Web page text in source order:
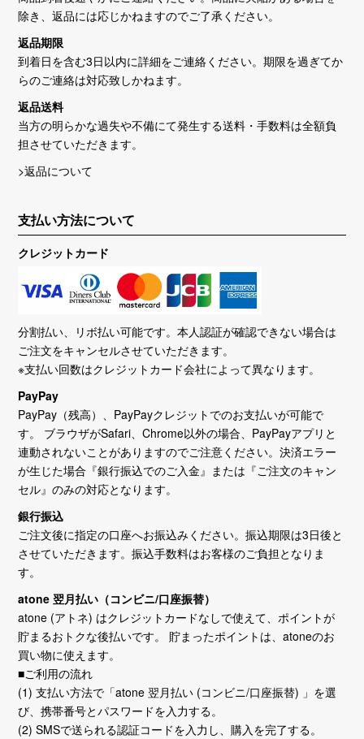
除き、返品には応じかねますのでご了承ください。
返品期限
到着日を含む3日以内に詳細をご連絡ください。期限を過ぎてか
らのご連絡は対応致しかねます。
返品送料
当方の明らかな過失や不備にて発生する送料・手数料は全額負
担させていただきます。
>返品について
支払い方法について
クレジットカード
分割払い、リボ払い可能です。本人認証が確認できない場合は
ご注文をキャンセルさせていただきます。
※支払い回数はクレジットカード会社によって異なります。
PayPay
PayPay（残高）、PayPayクレジットでのお支払いが可能で
す。 ブラウザがSafari、Chrome以外の場合、PayPayアプリと
連動されないことがありますのでご注意ください。決済エラー
が生じた場合『銀行振込でのご入金』または『ご注文のキャン
セル』のみの対応となります。
銀行振込
ご注文後に指定の口座へお振込みください。振込期限は3日後と
させていただきます。振込手数料はお客様のご負担となりま
す。
atone 翌月払い（コンビニ/口座振替）
atone (アトネ) はクレジットカードなしで使えて、ポイントが
貯まるおトクな後払いです。 貯まったポイントは、atoneのお
買い物に使えます。
■ご利用の流れ
(1) 支払い方法で「atone 翌月払い (コンビニ/口座振替) 」を選
び、携帯番号とパスワードを入力する。
(2) SMSで送られる認証コードを入力し、購入を完了する。